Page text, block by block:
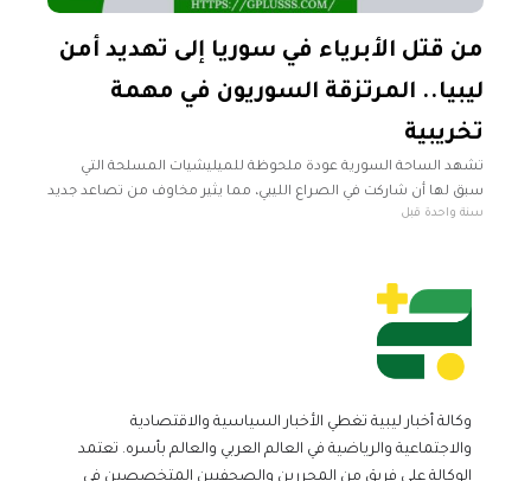
من قتل الأبرياء في سوريا إلى تهديد أمن
ليبيا.. المرتزقة السوريون في مهمة
تخريبية
تشهد الساحة السورية عودة ملحوظة للميليشيات المسلحة التي
سبق لها أن شاركت في الصراع الليبي، مما يثير مخاوف من تصاعد جديد
للعنف وتأجيج الصراعات في المنطقة. وتعود وقائع تواجد هؤلاء
سنة واحدة قبل
وكالة أخبار ليبية تغطي الأخبار السياسية والاقتصادية
والاجتماعية والرياضية في العالم العربي والعالم بأسره. تعتمد
الوكالة على فريق من المحررين والصحفيين المتخصصين في